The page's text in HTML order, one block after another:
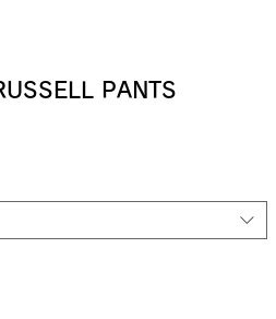
PANTS